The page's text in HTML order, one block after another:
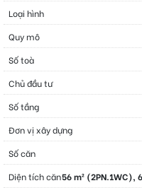
Loại hình
Quy mô
Số toà
Chủ đầu tư
Số tầng
Đơn vị xây dựng
Số căn
Diện tích căn56 m² (2PN.1WC),